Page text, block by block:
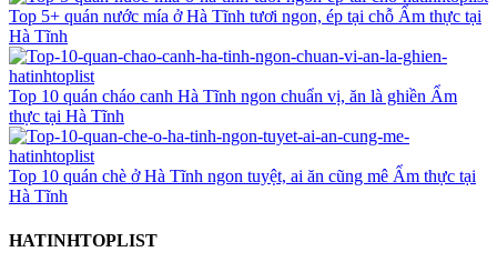
Top 5+ quán nước mía ở Hà Tĩnh tươi ngon, ép tại chỗ Ẩm thực tại
Hà Tĩnh
Top 10 quán cháo canh Hà Tĩnh ngon chuẩn vị, ăn là ghiền Ẩm
thực tại Hà Tĩnh
Top 10 quán chè ở Hà Tĩnh ngon tuyệt, ai ăn cũng mê Ẩm thực tại
Hà Tĩnh
HATINHTOPLIST